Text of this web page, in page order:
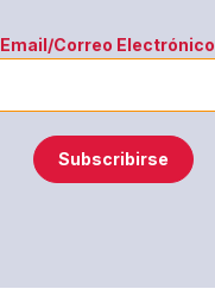
l
c
t
r
ó
o
Email/Correo Electrónico
Subscribirse